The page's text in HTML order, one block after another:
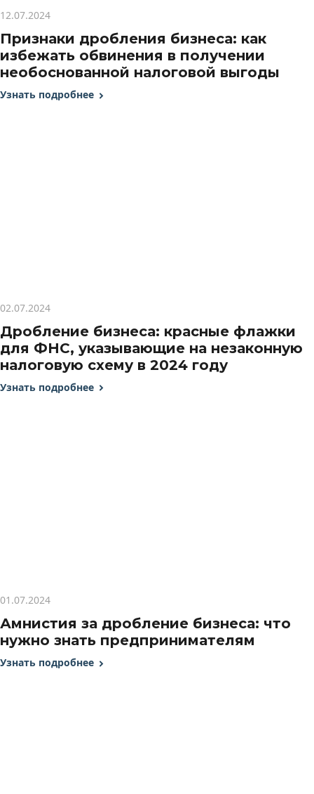
12.07.2024
Признаки дробления бизнеса: как
избежать обвинения в получении
необоснованной налоговой выгоды
Узнать подробнее
02.07.2024
Дробление бизнеса: красные флажки
для ФНС, указывающие на незаконную
налоговую схему в 2024 году
Узнать подробнее
01.07.2024
Амнистия за дробление бизнеса: что
нужно знать предпринимателям
Узнать подробнее